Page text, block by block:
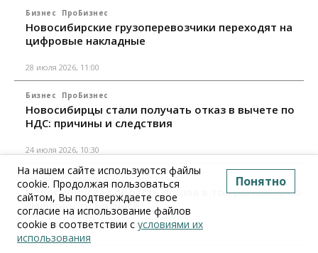
Бизнес ПроБизнес
Новосибирские грузоперевозчики переходят на
цифровые накладные
28 июля 2026, 11:00
Бизнес ПроБизнес
Новосибирцы стали получать отказ в вычете по
НДС: причины и следствия
24 июля 2026, 10:30
Бизнес ПроБизнес
Новосибирская область вошла в топ регионов по
смертности бизнеса
17 июля 2026, 12:00
На нашем сайте используются файлы
cookie. Продолжая пользоваться
сайтом, Вы подтверждаете свое
согласие на использование файлов
cookie в соответствии с условиями их
использования
Понятно